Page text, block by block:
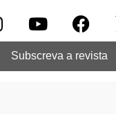
Subscreva a revista